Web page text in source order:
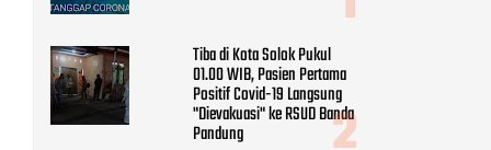
Tiba di Kota Solok Pukul
01.00 WIB, Pasien Pertama
Positif Covid-19 Langsung
"Dievakuasi" ke RSUD Banda
Pandung